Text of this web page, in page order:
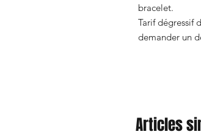
bracelet.
Tarif dégressif
demander un
Articles